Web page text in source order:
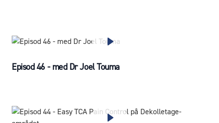
Episod 46 - med Dr Joel Touma